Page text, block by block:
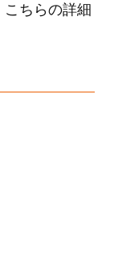
ちらの詳細